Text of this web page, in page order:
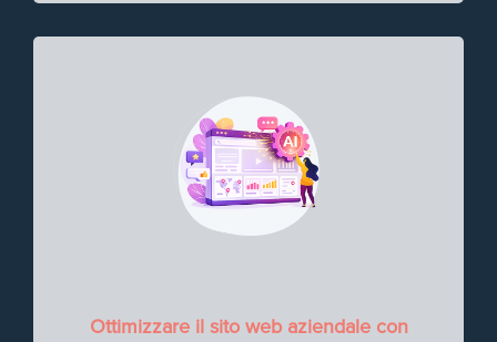
Ottimizzare il sito web aziendale con